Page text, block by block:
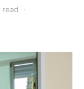
read